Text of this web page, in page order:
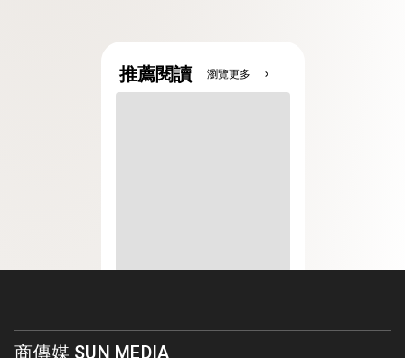
推薦閱讀 瀏覽更多 chevron_right
商傳媒 SUN MEDIA